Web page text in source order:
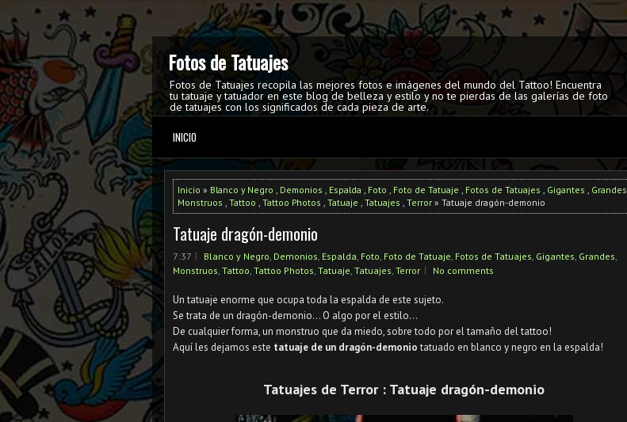
Fotos de Tatuajes
Fotos de Tatuajes recopila las mejores fotos e imágenes del mundo del Tattoo! Encuentra
tu tatuaje y tatuador en este blog de belleza y estilo y no te pierdas de las galerías de foto
de tatuajes con los significados de cada pieza de arte.
INICIO
Inicio » Blanco y Negro , Demonios , Espalda , Foto , Foto de Tatuaje , Fotos de Tatuajes , Gigantes , Grandes
Monstruos , Tattoo , Tattoo Photos , Tatuaje , Tatuajes , Terror » Tatuaje dragón-demonio
Tatuaje dragón-demonio
7:37 Blanco y Negro, Demonios, Espalda, Foto, Foto de Tatuaje, Fotos de Tatuajes, Gigantes, Grandes,
Monstruos, Tattoo, Tattoo Photos, Tatuaje, Tatuajes, Terror No comments
Un tatuaje enorme que ocupa toda la espalda de este sujeto.
Se trata de un dragón-demonio... O algo por el estilo...
De cualquier forma, un monstruo que da miedo, sobre todo por el tamaño del tattoo!
Aquí les dejamos este tatuaje de un dragón-demoniotatuado en blanco y negro en la espalda!
Tatuajes de Terror : Tatuaje dragón-demonio